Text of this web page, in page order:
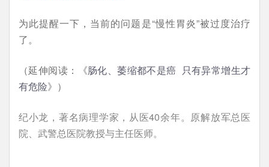
为此提醒一下，当前的问题是“慢性胃炎”被过度治疗
了。
（延伸阅读：《肠化、萎缩都不是癌 只有异常增生才
有危险》）
纪小龙，著名病理学家，从医40余年。原解放军总医
院、武警总医院教授与主任医师。